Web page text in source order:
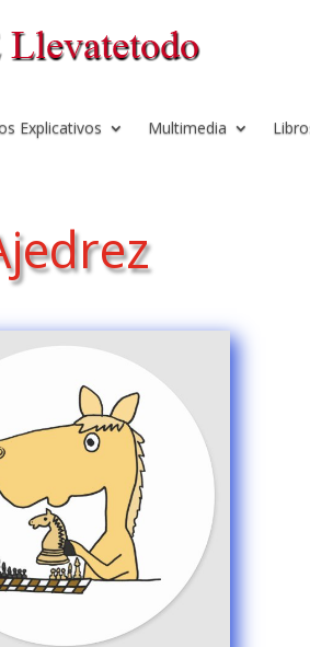
Explicativos Multimedia